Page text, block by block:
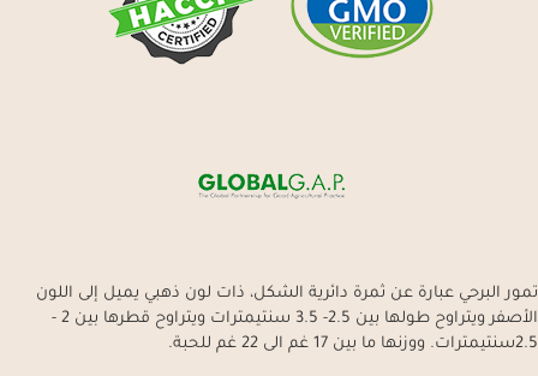
تمور البرحي عبارة عن ثمرة دائرية الشكل، ذات لون ذهبي يميل إلى اللون
الأصفر ويتراوح طولها بين 2.5- 3.5 سنتيمترات ويتراوح قطرها بين 2 -
2.5سنتيمترات. ووزنها ما بين 17 غم الى 22 غم للحبة.